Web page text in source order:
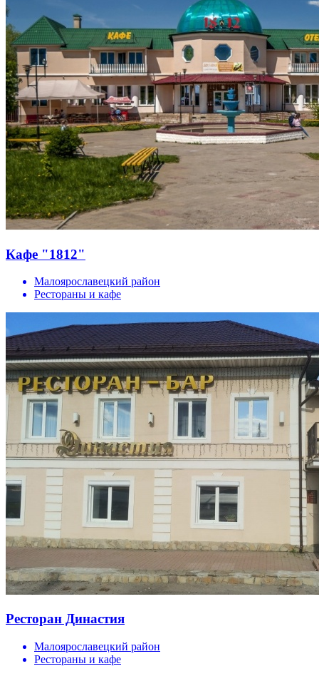
Кафе "1812"
Малоярославецкий район
Рестораны и кафе
Ресторан Династия
Малоярославецкий район
Рестораны и кафе